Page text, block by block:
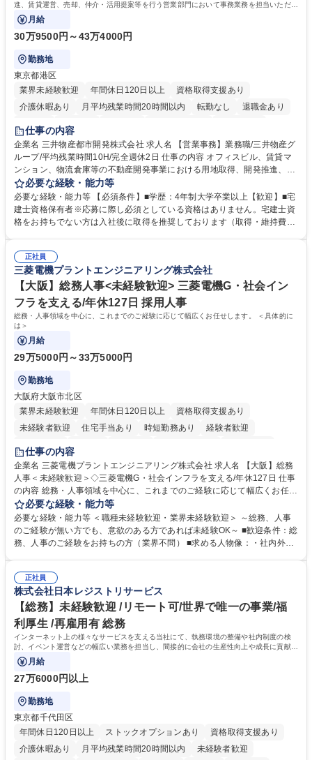
進、賃貸運営、売却、仲介・活用提案等を行う営業部門において事務業務を担当いただき
ます。
月給
30万9500円～43万4000円
勤務地
東京都港区
業界未経験歓迎
年間休日120日以上
資格取得支援あり
介護休暇あり
月平均残業時間20時間以内 転勤なし
退職金あり
在宅OK
賞与あり
駅近5分以内
土日祝休み 寮・社宅あり
仕事の内容
企業名 三井物産都市開発株式会社 求人名 【営業事務】業務職/三井物産グ
ループ/平均残業時間10H/完全週休2日 仕事の内容 オフィスビル、賃貸マ
ンション、物流倉庫等の不動産開発事業における用地取得、開発推進、賃
貸運営、売却、仲介・活用提案等を行う営業部門において事務業務を担当
いただきます。 【詳細】・契約書管理、契約書製本、捺印対応、ファイリ
ング、登記簿取得、調書取得・支払業務（各種費用支払、支払管理、請
求・支払データ登録、取引先マスター申請対応）・予算作成及び予実管
の他に担当頂く業務が発生する場合があります。 募集職種 【営業事務】
業務職/三井物産グループ/平均残業時間10H/完全週休2日
必要な経験・能力等
必要な経験・能力等 【必須条件】■学歴：4年制大学卒業以上【歓迎】■宅
建士資格保有者※応募に際し必須としている資格はありません。宅建士資
格をお持ちでない方は入社後に取得を推奨しております（取得・維持費用
ション力がある方。 ・チャレンジを厭わず、粘り強く業務に取り組める
方。多様な関係者と謙虚に信頼関係を構築でき、期限を意識したスケジュ
ール管理が出来る方。※将来的に他部署（営業部門、コーポレート部門）
へのジョブローテーションの可能性があります。 学歴・資格 学歴：大学
院 大学 語学力： 資格：宅地建物取引士
正社員
三菱電機プラントエンジニアリング株式会社
【大阪】総務人事<未経験歓迎> 三菱電機G・社会イン
フラを支える/年休127日 採用人事
総務・人事領域を中心に、これまでのご経験に応じて幅広くお任せします。 ＜具体的に
は＞
月給
29万5000円～33万5000円
勤務地
大阪府大阪市北区
業界未経験歓迎
年間休日120日以上
資格取得支援あり
未経験者歓迎
住宅手当あり 時短勤務あり
経験者歓迎
退職金あり
駅近5分以内
土日祝休み 服装自由 寮・社宅あり 食事補助あり
仕事の内容
企業名 三菱電機プラントエンジニアリング株式会社 求人名 【大阪】総務
人事＜未経験歓迎＞◇三菱電機G・社会インフラを支える/年休127日 仕事
の内容 総務・人事領域を中心に、これまでのご経験に応じて幅広くお任せ
します。 ＜具体的には＞ ・総務/人事労務（給与・社保・勤怠管理など）
・採用・教育研修 ・福利厚生運用 など ※基本的には事務所勤務ですが、
採用や教育等の業務内容により、関西圏以外への日帰り・宿泊を伴う国内
出張もございます。 ※担当業務を持ちつつ、お互いに助け合いながら、総
必要な経験・能力等
必要な経験・能力等 ＜職種未経験歓迎・業界未経験歓迎＞ ～総務、人事
のご経験が無い方でも、意欲のある方であれば未経験OK～ ■歓迎条件：総
務、人事のご経験をお持ちの方（業界不問） ■求める人物像：・社内外の
正社員
株式会社日本レジストリサービス
【総務】未経験歓迎 /リモート可/世界で唯一の事業/福
利厚生 /再雇用有 総務
インターネット上の様々なサービスを支える当社にて、執務環境の整備や社内制度の検
討、イベント運営などの幅広い業務を担当し、間接的に会社の生産性向上や成長に貢献し
ている部署です。
月給
27万6000円以上
勤務地
東京都千代田区
年間休日120日以上
ストックオプションあり
資格取得支援あり
介護休暇あり
月平均残業時間20時間以内
未経験者歓迎